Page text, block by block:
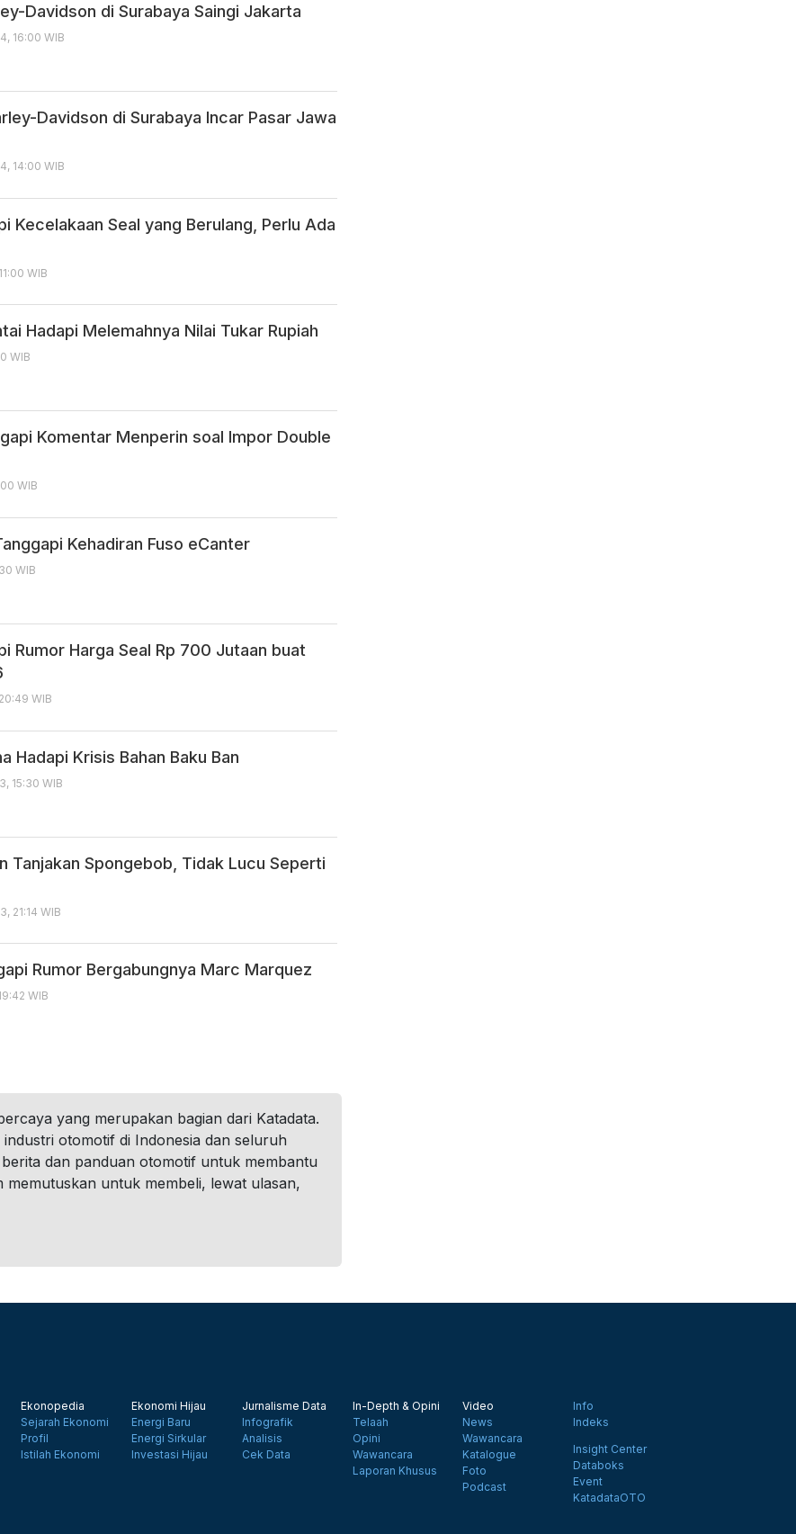
Davidson di Surabaya Saingi Jakarta
16:00 WIB
Davidson di Surabaya Incar Pasar Jawa
14:00 WIB
Kecelakaan Seal yang Berulang, Perlu Ada
WIB
Hadapi Melemahnya Nilai Tukar Rupiah
WIB
Komentar Menperin soal Impor Double
WIB
Kehadiran Fuso eCanter
WIB
Rumor Harga Seal Rp 700 Jutaan buat
WIB
Hadapi Krisis Bahan Baku Ban
15:30 WIB
Tanjakan Spongebob, Tidak Lucu Seperti
21:14 WIB
Rumor Bergabungnya Marc Marquez
WIB
yang merupakan bagian dari Katadata.
otomotif di Indonesia dan seluruh
dan panduan otomotif untuk membantu
untuk membeli, lewat ulasan,
Ekonopedia
Sejarah Ekonomi
Profil
Istilah Ekonomi
Ekonomi Hijau
Energi Baru
Energi Sirkular
Investasi Hijau
Jurnalisme Data
Infografik
Analisis
Cek Data
In-Depth & Opini
Telaah
Opini
Wawancara
Laporan Khusus
Video
News
Wawancara
Katalogue
Foto
Podcast
Info
Indeks
Insight Center
Databoks
Event
KatadataOTO